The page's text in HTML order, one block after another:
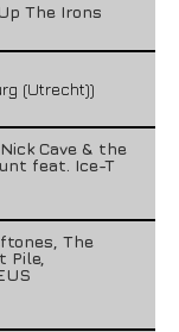
The Irons
(Utrecht))
Cave & the
feat. Ice-T
The
Pile,